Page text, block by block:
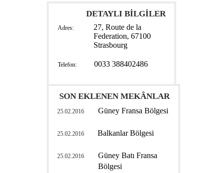
DETAYLI BİLGİLER
Adres:
27, Route de la
Federation, 67100
Strasbourg
Telefon: 0033 388402486
SON EKLENEN MEKÂNLAR
25.02.2016 Güney Fransa Bölgesi
25.02.2016 Balkanlar Bölgesi
25.02.2016
Güney Batı Fransa
Bölgesi